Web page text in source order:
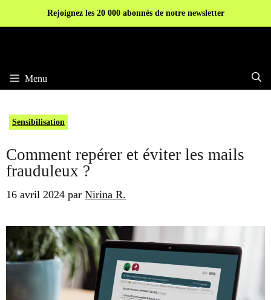
Rejoignez les 20 000 abonnés de notre newsletter
Menu
Sensibilisation
Comment repérer et éviter les mails
frauduleux ?
16 avril 2024 par Nirina R.